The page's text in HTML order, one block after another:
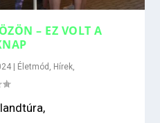
– EZ VOLT A
| Életmód Hírek